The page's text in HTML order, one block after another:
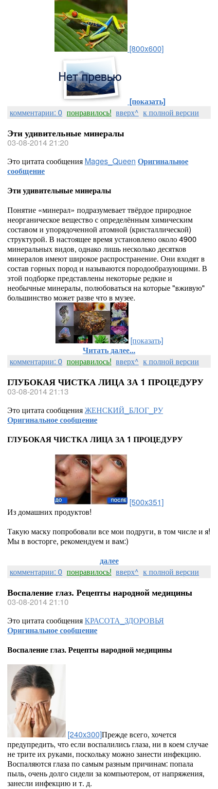
[800x600]
[показать]
комментарии: 0 понравилось! вверх^ к полной версии
Эти удивительные минералы
03-08-2014 21:20
Это цитата сообщения Mages_Queen Оригинальное
сообщение
Эти удивительные минералы
Понятие «минерал» подразумевает твёрдое природное
неорганическое вещество с определённым химическим
составом и упорядоченной атомной (кристаллической)
структурой. В настоящее время установлено около 4900
минеральных видов, однако лишь несколько десятков
минералов имеют широкое распространение. Они входят в
состав горных пород и называются породообразующими. В
этой подборке представлены некоторые редкие и
необычные минералы, полюбоваться на которые "вживую"
большинство может разве что в музее.
[показать]
Читать далее...
комментарии: 0 понравилось! вверх^ к полной версии
ГЛУБОКАЯ ЧИСТКА ЛИЦА ЗА 1 ПРОЦЕДУРУ
03-08-2014 21:13
Это цитата сообщенияЖЕНСКИЙ_БЛОГ_РУ
Оригинальное сообщение
ГЛУБОКАЯ ЧИСТКА ЛИЦА ЗА 1 ПРОЦЕДУРУ
[500x351]
Из домашних продуктов!
Такую маску попробовали все мои подруги, в том числе и я!
Мы в восторге, рекомендуем и вам:)
далее
комментарии: 0 понравилось! вверх^ к полной версии
Воспаление глаз. Рецепты народной медицины
03-08-2014 21:10
Это цитата сообщенияКРАСОТА_ЗДОРОВЬЯ
Оригинальное сообщение
Воспаление глаз. Рецепты народной медицины
[240x300]Прежде всего, хочется
предупредить, что если воспалились глаза, ни в коем случае
не трите их руками, поскольку можно занести инфекцию.
Воспаляются глаза по самым разным причинам: попала
пыль, очень долго сидели за компьютером, от напряжения,
занесли инфекцию и т. д.